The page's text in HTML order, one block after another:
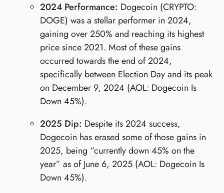
2024 Performance: Dogecoin (CRYPTO:
DOGE) was a stellar performer in 2024,
gaining over 250% and reaching its highest
price since 2021. Most of these gains
occurred towards the end of 2024,
specifically between Election Day and its peak
on December 9, 2024 (AOL: Dogecoin Is
Down 45%).
2025 Dip: Despite its 2024 success,
Dogecoin has erased some of those gains in
2025, being “currently down 45% on the
year” as of June 6, 2025 (AOL: Dogecoin Is
Down 45%).